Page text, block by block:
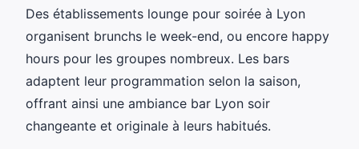
Des établissements lounge pour soirée à Lyon
organisent brunchs le week-end, ou encore happy
hours pour les groupes nombreux. Les bars
adaptent leur programmation selon la saison,
offrant ainsi une ambiance bar Lyon soir
changeante et originale à leurs habitués.